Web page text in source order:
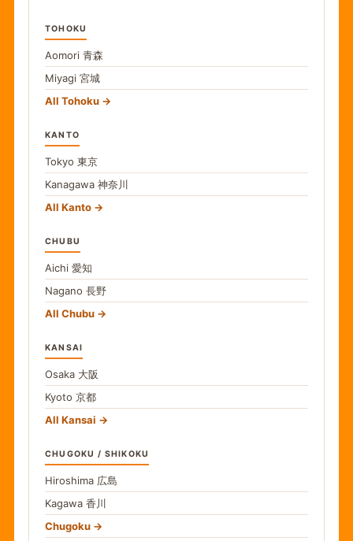
TOHOKU
Aomori 青森
Miyagi 宮城
All Tohoku
KANTO
Tokyo 東京
Kanagawa 神奈川
All Kanto
CHUBU
Aichi 愛知
Nagano 長野
All Chubu
KANSAI
Osaka 大阪
Kyoto 京都
All Kansai
CHUGOKU / SHIKOKU
Hiroshima 広島
Kagawa 香川
Chugoku